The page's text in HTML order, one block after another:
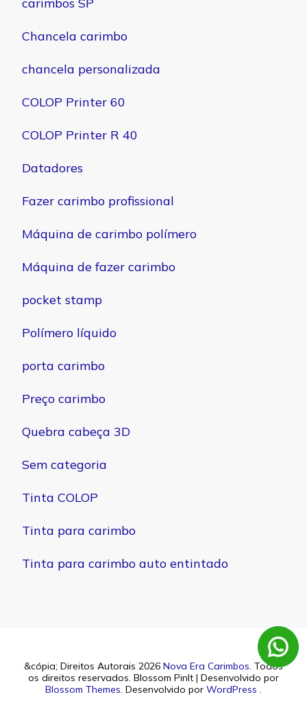
Chancela carimbo
chancela personalizada
COLOP Printer 60
COLOP Printer R 40
Datadores
Fazer carimbo profissional
Máquina de carimbo polímero
Máquina de fazer carimbo
pocket stamp
Polímero líquido
porta carimbo
Preço carimbo
Quebra cabeça 3D
Sem categoria
Tinta COLOP
Tinta para carimbo
Tinta para carimbo auto entintado
&cópia; Direitos Autorais 2026 Nova Era Carimbos. Todos
os direitos reservados. Blossom PinIt | Desenvolvido por
Blossom Themes. Desenvolvido por WordPress .